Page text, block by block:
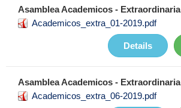
Asamblea Academicos - Extraordinaria
Academicos_extra_01-2019.pdf
Details
Asamblea Academicos - Extraordinaria
Academicos_extra_06-2019.pdf